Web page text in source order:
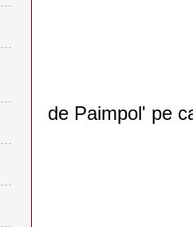
de Paimpol' pe